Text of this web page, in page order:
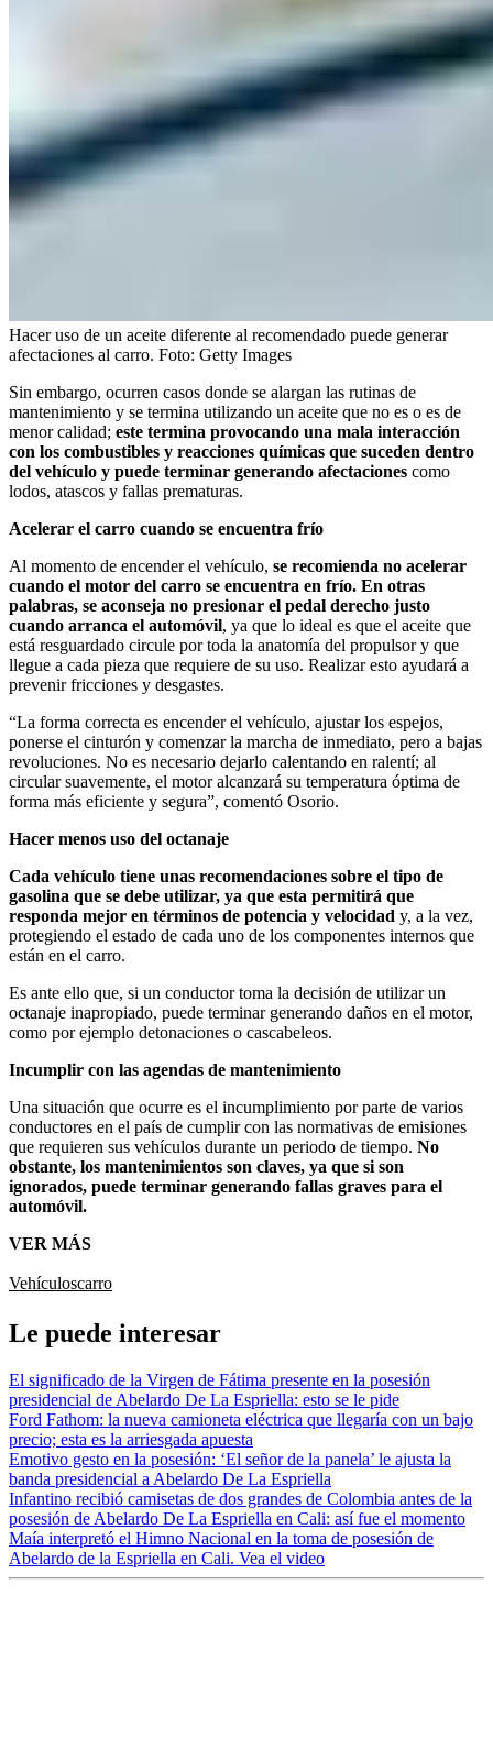
Hacer uso de un aceite diferente al recomendado puede generar
afectaciones al carro. Foto: Getty Images
Sin embargo, ocurren casos donde se alargan las rutinas de
mantenimiento y se termina utilizando un aceite que no es o es de
menor calidad; este termina provocando una mala interacción
con los combustibles y reacciones químicas que suceden dentro
del vehículo y puede terminar generando afectaciones como
lodos, atascos y fallas prematuras.
Acelerar el carro cuando se encuentra frío
Al momento de encender el vehículo, se recomienda no acelerar
cuando el motor del carro se encuentra en frío. En otras
palabras, se aconseja no presionar el pedal derecho justo
cuando arranca el automóvil, ya que lo ideal es que el aceite que
está resguardado circule por toda la anatomía del propulsor y que
llegue a cada pieza que requiere de su uso. Realizar esto ayudará a
prevenir fricciones y desgastes.
“La forma correcta es encender el vehículo, ajustar los espejos,
ponerse el cinturón y comenzar la marcha de inmediato, pero a bajas
revoluciones. No es necesario dejarlo calentando en ralentí; al
circular suavemente, el motor alcanzará su temperatura óptima de
forma más eficiente y segura”, comentó Osorio.
Hacer menos uso del octanaje
Cada vehículo tiene unas recomendaciones sobre el tipo de
gasolina que se debe utilizar, ya que esta permitirá que
responda mejor en términos de potencia y velocidad y, a la vez,
protegiendo el estado de cada uno de los componentes internos que
están en el carro.
Es ante ello que, si un conductor toma la decisión de utilizar un
octanaje inapropiado, puede terminar generando daños en el motor,
como por ejemplo detonaciones o cascabeleos.
Incumplir con las agendas de mantenimiento
Una situación que ocurre es el incumplimiento por parte de varios
conductores en el país de cumplir con las normativas de emisiones
que requieren sus vehículos durante un periodo de tiempo. No
obstante, los mantenimientos son claves, ya que si son
ignorados, puede terminar generando fallas graves para el
automóvil.
VER MÁS
Vehículoscarro
Le puede interesar
El significado de la Virgen de Fátima presente en la posesión
presidencial de Abelardo De La Espriella: esto se le pide
Ford Fathom: la nueva camioneta eléctrica que llegaría con un bajo
precio; esta es la arriesgada apuesta
Emotivo gesto en la posesión: ‘El señor de la panela’ le ajusta la
banda presidencial a Abelardo De La Espriella
Infantino recibió camisetas de dos grandes de Colombia antes de la
posesión de Abelardo De La Espriella en Cali: así fue el momento
Maía interpretó el Himno Nacional en la toma de posesión de
Abelardo de la Espriella en Cali. Vea el video